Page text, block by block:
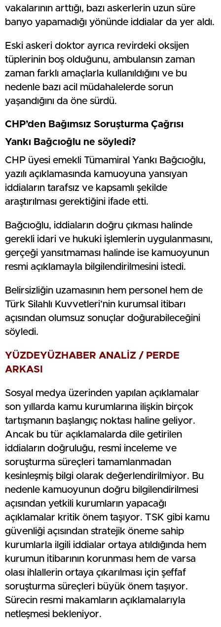
vakalarının arttığı, bazı askerlerin uzun süre
banyo yapamadığı yönünde iddialar da yer aldı.
Eski askeri doktor ayrıca revirdeki oksijen
tüplerinin boş olduğunu, ambulansın zaman
zaman farklı amaçlarla kullanıldığını ve bu
nedenle bazı acil müdahalelerde sorun
yaşandığını da öne sürdü.
CHP’den Bağımsız Soruşturma Çağrısı
Yankı Bağcıoğlu ne söyledi?
CHP üyesi emekli Tümamiral Yankı Bağcıoğlu,
yazılı açıklamasında kamuoyuna yansıyan
iddiaların tarafsız ve kapsamlı şekilde
araştırılması gerektiğini ifade etti.
Bağcıoğlu, iddiaların doğru çıkması halinde
gerekli idari ve hukuki işlemlerin uygulanmasını,
gerçeği yansıtmaması halinde ise kamuoyunun
resmi açıklamayla bilgilendirilmesini istedi.
Belirsizliğin uzamasının hem personel hem de
Türk Silahlı Kuvvetleri’nin kurumsal itibarı
açısından olumsuz sonuçlar doğurabileceğini
söyledi.
YÜZDEYÜZHABER ANALİZ / PERDE
ARKASI
Sosyal medya üzerinden yapılan açıklamalar
son yıllarda kamu kurumlarına ilişkin birçok
tartışmanın başlangıç noktası haline geliyor.
Ancak bu tür açıklamalarda dile getirilen
iddiaların doğruluğu, resmi inceleme ve
soruşturma süreçleri tamamlanmadan
kesinleşmiş bilgi olarak değerlendirilmiyor. Bu
nedenle kamuoyunun doğru bilgilendirilmesi
açısından yetkili kurumların yapacağı
açıklamalar kritik önem taşıyor. TSK gibi kamu
güvenliği açısından stratejik öneme sahip
kurumlarla ilgili iddialar ortaya atıldığında hem
kurumun itibarının korunması hem de varsa
olası ihlallerin ortaya çıkarılması için şeffaf
soruşturma süreçleri büyük önem taşıyor.
Sürecin resmi makamların açıklamalarıyla
netleşmesi bekleniyor.